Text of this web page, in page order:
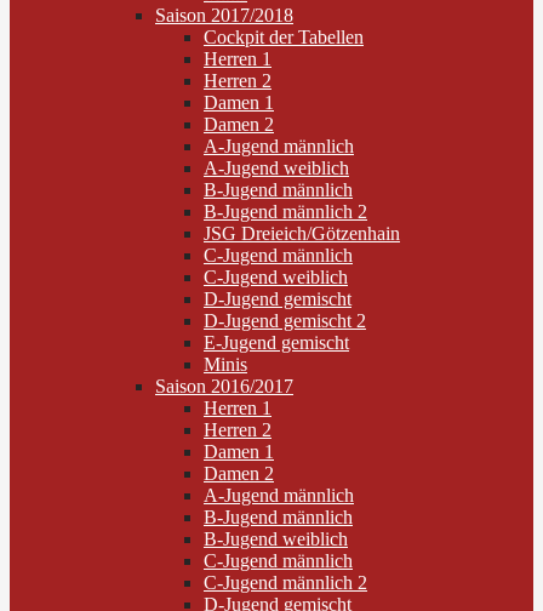
Saison 2017/2018
Cockpit der Tabellen
Herren 1
Herren 2
Damen 1
Damen 2
A-Jugend männlich
A-Jugend weiblich
B-Jugend männlich
B-Jugend männlich 2
JSG Dreieich/Götzenhain
C-Jugend männlich
C-Jugend weiblich
D-Jugend gemischt
D-Jugend gemischt 2
E-Jugend gemischt
Minis
Saison 2016/2017
Herren 1
Herren 2
Damen 1
Damen 2
A-Jugend männlich
B-Jugend männlich
B-Jugend weiblich
C-Jugend männlich
C-Jugend männlich 2
D-Jugend gemischt